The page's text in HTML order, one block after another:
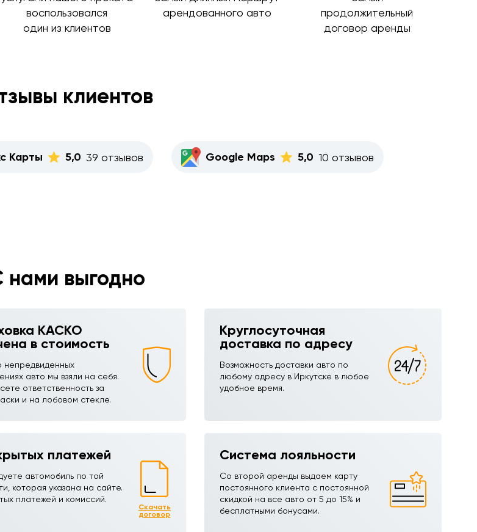
воспользовался
один из клиентов
арендованного авто
продолжительный
договор аренды
клиентов
Карты 5,0 39 отзывов Google Maps 5,0 10 отзывов
нами выгодно
КАСКО
в стоимость
непредвиденных
авто мы взяли на себя.
ответственность за
и на лобовом стекле.
Круглосуточная
доставка по адресу
Возможность доставки авто по
любому адресу в Иркутске в любое
удобное время.
платежей
автомобиль по той
которая указана на сайте.
платежей и комиссий.
Скачать
договор
Система лояльности
Со второй аренды выдаем карту
постоянного клиента с постоянной
скидкой на все авто от 5 до 15% и
бесплатными бонусами.